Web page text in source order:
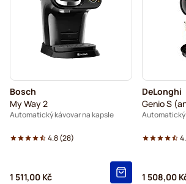
Bosch
My Way 2
Automatický kávovar na kapsle
4.8(28)
1 511,00 Kč
DeLonghi
Genio S
1 508,00